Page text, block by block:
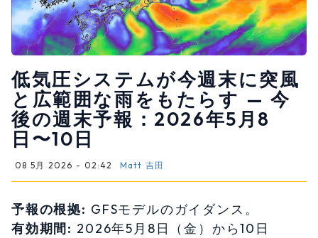
低気圧システムが今週末に突風
と広範囲な雨をもたらす — 今
後の週末予報：2026年5月8
日〜10日
08 5月 2026 - 02:42 Matt 吉田
予報の根拠: GFSモデルのガイダンス。
有効期間: 2026年5月8日（金）から10日